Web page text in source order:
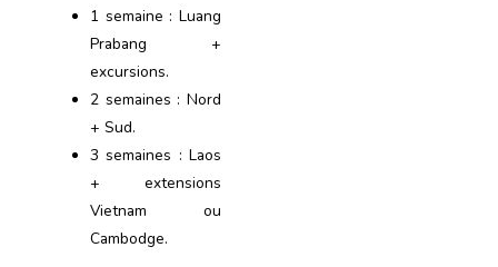
1 semaine : Luang
Prabang +
excursions.
2 semaines : Nord
+ Sud.
3 semaines : Laos
+ extensions
Vietnam ou
Cambodge.